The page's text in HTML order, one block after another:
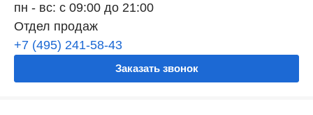
пн - вс: с 09:00 до 21:00
Отдел продаж
+7 (495) 241-58-43
Заказать звонок